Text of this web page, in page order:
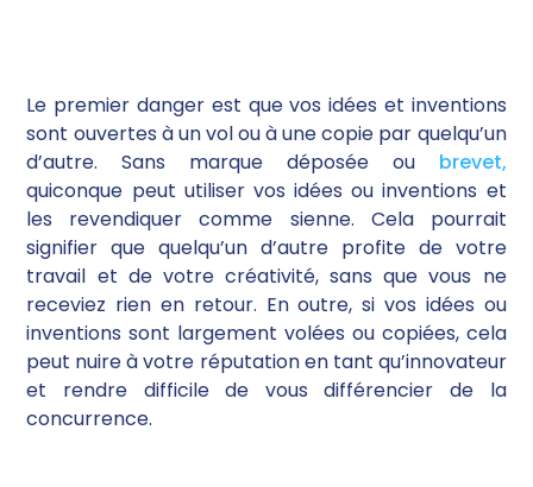
Le premier danger est que vos idées et inventions
sont ouvertes à un vol ou à une copie par quelqu’un
d’autre. Sans marque déposée ou brevet,
quiconque peut utiliser vos idées ou inventions et
les revendiquer comme sienne. Cela pourrait
signifier que quelqu’un d’autre profite de votre
travail et de votre créativité, sans que vous ne
receviez rien en retour. En outre, si vos idées ou
inventions sont largement volées ou copiées, cela
peut nuire à votre réputation en tant qu’innovateur
et rendre difficile de vous différencier de la
concurrence.